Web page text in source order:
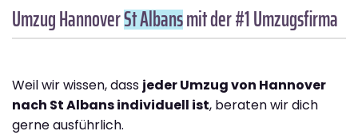
Umzug HannoverSt Albansmit der #1 Umzugsfirma
Weil wir wissen, dass jeder Umzug von Hannover
nach St Albans individuell ist, beraten wir dich
gerne ausführlich.